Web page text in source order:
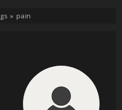
» pain